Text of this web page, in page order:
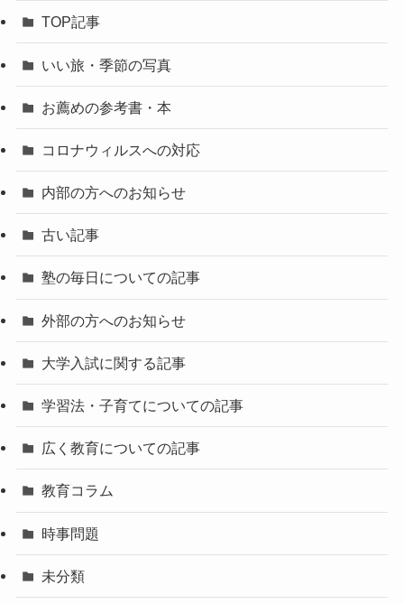
TOP記事
いい旅・季節の写真
お薦めの参考書・本
コロナウィルスへの対応
内部の方へのお知らせ
古い記事
塾の毎日についての記事
外部の方へのお知らせ
大学入試に関する記事
学習法・子育てについての記事
広く教育についての記事
教育コラム
時事問題
未分類